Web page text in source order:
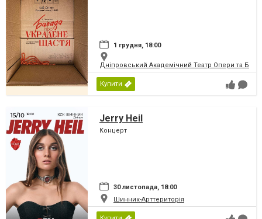
1 грудня, 18:00
Дніпровський Академічний Театр Опери та
Купити
Jerry Heil
Концерт
30 листопада, 18:00
Шинник-Арттериторія